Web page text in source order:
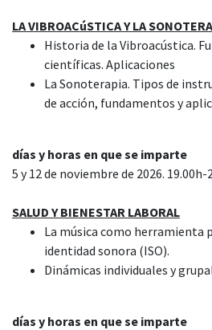
LA VIBROACúSTICA Y LA
Historia de la Vibroacústica.
científicas. Aplicaciones
La Sonoterapia. Tipos de
de acción, fundamentos y
días y horas en que se imparte
5 y 12 de noviembre de 2026. 19.00h-
SALUD Y BIENESTAR LABORAL
La música como herramienta
identidad sonora (ISO).
Dinámicas individuales y
días y horas en que se imparte